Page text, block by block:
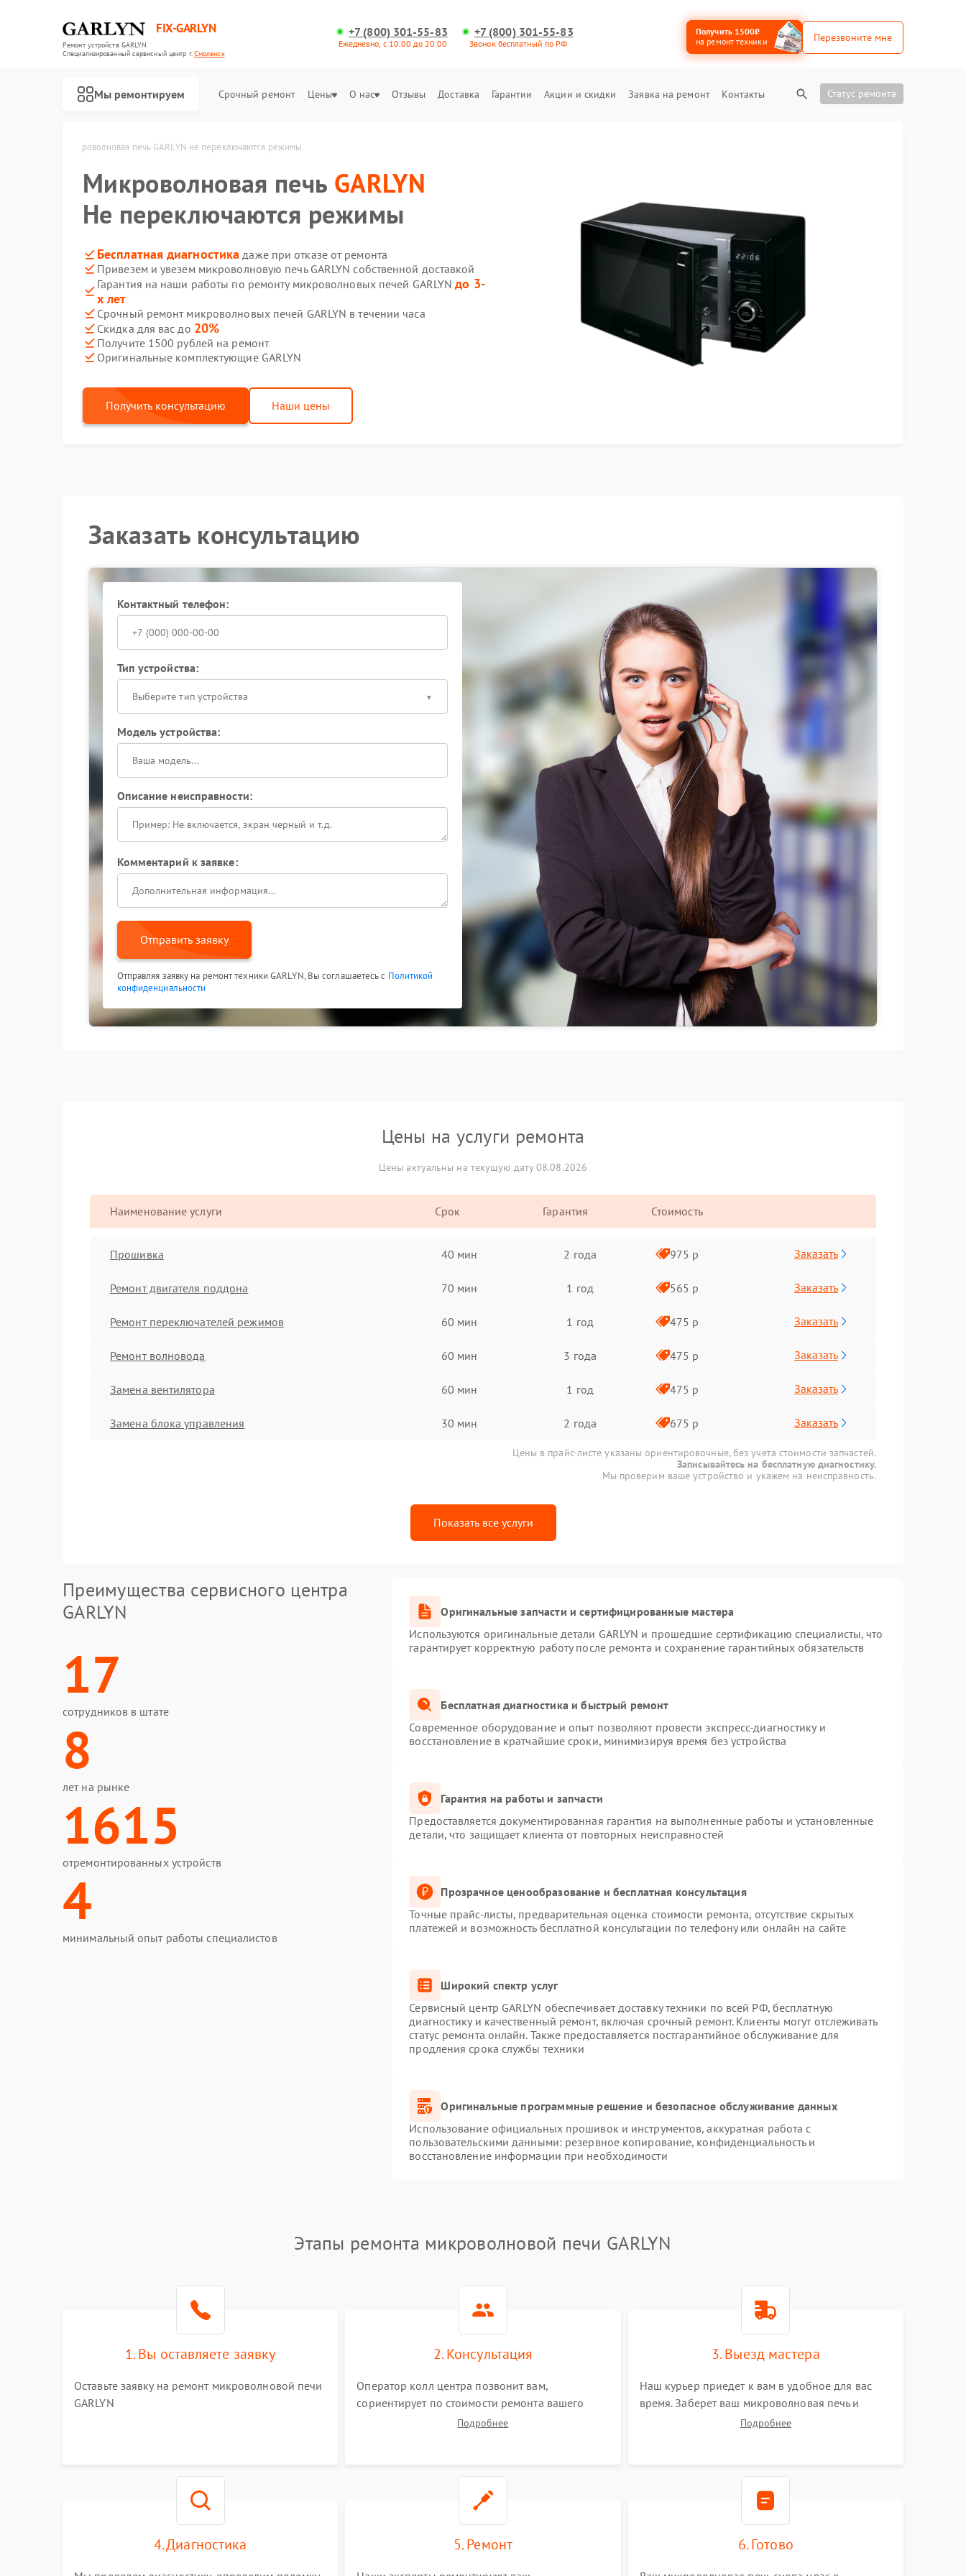
FIX-GARLYN
Ремонт устройств GARLYN
Специализированный cервисный центр г.Смоленск
+7 (800) 301-55-83
Ежедневно, с 10:00 до 20:00
+7 (800) 301-55-83
Звонок бесплатный по РФ
Получить 1500₽
на ремонт техники
Перезвоните мне
Мы ремонтируем Срочный ремонт Цены О нас Отзывы Доставка Гарантии Акции и скидки Заявка на ремонт Контакты Статус ремонта
Микроволновая печь GARLYN не переключаются режимы
Микроволновая печь GARLYN
Не переключаются режимы
Бесплатная диагностика даже при отказе от ремонта
Привезем и увезем микроволновую печь GARLYN собственной доставкой
Гарантия на наши работы по ремонту микроволновых печей GARLYNдо 3-
х лет
Срочный ремонт микроволновых печей GARLYN в течении часа
Скидка для вас до 20%
Получите 1500 рублей на ремонт
Оригинальные комплектующие GARLYN
Получить консультацию Наши цены
Заказать консультацию
Контактный телефон:
Тип устройства:
Выберите тип устройства
Модель устройства:
Описание неисправности:
Комментарий к заявке:
Отправить заявку
Отправляя заявку на ремонт техники GARLYN, Вы соглашаетесь с Политикой
конфиденциальности
Цены на услуги ремонта
Цены актуальны на текущую дату 08.08.2026
Наименование услуги Срок Гарантия Стоимость
Прошивка 40 мин 2 года 975 р Заказать
Ремонт двигателя поддона 70 мин 1 год 565 р Заказать
Ремонт переключателей режимов 60 мин 1 год 475 р Заказать
Ремонт волновода 60 мин 3 года 475 р Заказать
Замена вентилятора 60 мин 1 год 475 р Заказать
Замена блока управления 30 мин 2 года 675 р Заказать
Цены в прайс-листе указаны ориентировочные, без учета стоимости запчастей.
Записывайтесь на бесплатную диагностику.
Мы проверим ваше устройство и укажем на неисправность.
Показать все услуги
Преимущества сервисного центра
GARLYN
17
сотрудников в штате
8
лет на рынке
1615
отремонтированных устройств
4
минимальный опыт работы специалистов
Оригинальные запчасти и сертифицированные мастера
Используются оригинальные детали GARLYN и прошедшие сертификацию специалисты, что
гарантирует корректную работу после ремонта и сохранение гарантийных обязательств
Бесплатная диагностика и быстрый ремонт
Современное оборудование и опыт позволяют провести экспресс-диагностику и
восстановление в кратчайшие сроки, минимизируя время без устройства
Гарантия на работы и запчасти
Предоставляется документированная гарантия на выполненные работы и установленные
детали, что защищает клиента от повторных неисправностей
Прозрачное ценообразование и бесплатная консультация
Точные прайс-листы, предварительная оценка стоимости ремонта, отсутствие скрытых
платежей и возможность бесплатной консультации по телефону или онлайн на сайте
Широкий спектр услуг
Сервисный центр GARLYN обеспечивает доставку техники по всей РФ, бесплатную
диагностику и качественный ремонт, включая срочный ремонт. Клиенты могут отслеживать
статус ремонта онлайн. Также предоставляется постгарантийное обслуживание для
продления срока службы техники
Оригинальные программные решение и безопасное обслуживание данных
Использование официальных прошивок и инструментов, аккуратная работа с
пользовательскими данными: резервное копирование, конфиденциальность и
восстановление информации при необходимости
Этапы ремонта микроволновой печи GARLYN
1. Вы оставляете заявку
Оставьте заявку на ремонт микроволновой печи
GARLYN
2. Консультация
Оператор колл центра позвонит вам,
сориентирует по стоимости ремонта вашего
микроволновой печи а также ответит на все
Подробнее
3. Выезд мастера
Наш курьер приедет к вам в удобное для вас
время. Заберет ваш микроволновая печь и
привезет на склад для диагностики.
Подробнее
4. Диагностика 5. Ремонт 6. Готово